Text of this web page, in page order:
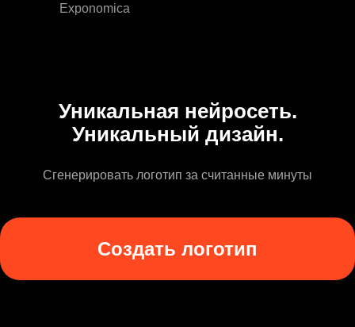
Exponomica
Уникальная нейросеть.
Уникальный дизайн.
Сгенерировать логотип за считанные минуты
Создать логотип